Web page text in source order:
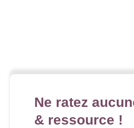
Ne ratez
& ressource !